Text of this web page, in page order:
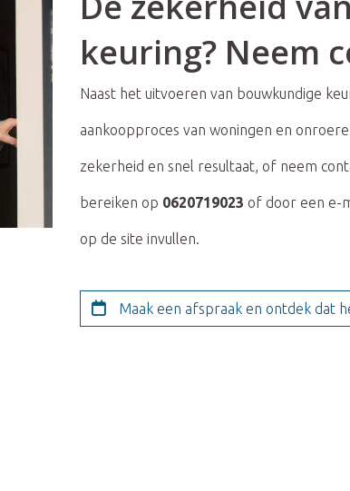
keuring? Neem
Naast het uitvoeren van bouwkundige
aankoopproces van woningen en
zekerheid en snel resultaat, of neem
bereiken op 0620719023 of door een e-
op de site invullen.
Maak een afspraak en ontdek dat